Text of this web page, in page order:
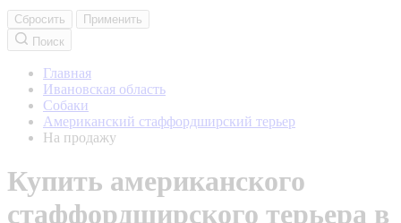
Сбросить
Применить
Поиск
Главная
Ивановская область
Собаки
Американский стаффордширский терьер
На продажу
Купить американского
стаффордширского терьера в